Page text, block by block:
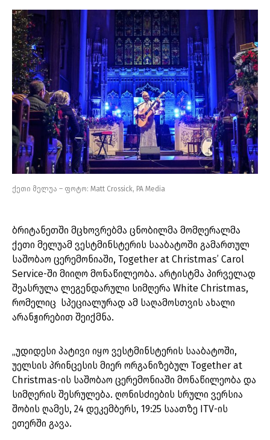
ქეთი მელუა – ფოტო: Matt Crossick, PA Media
ბრიტანეთში მცხოვრებმა ცნობილმა მომღერალმა
ქეთი მელუამ ვესტმინსტერის სააბატოში გამართულ
საშობაო ცერემონიაში, Together at Christmas’ Carol
Service-ში მიიღო მონაწილეობა. არტისტმა პირველად
შეასრულა ლეგენდარული სიმღერა White Christmas,
რომელიც სპეციალურად ამ საღამოსთვის ახალი
არანჟირებით შეიქმნა.
„უდიდესი პატივი იყო ვესტმინსტერის სააბატოში,
უელსის პრინცესის მიერ ორგანიზებულ Together at
Christmas-ის საშობაო ცერემონიაში მონაწილეობა და
სიმღერის შესრულება. ღონისძიების სრული ვერსია
შობის ღამეს, 24 დეკემბერს, 19:25 საათზე ITV-ის
ეთერში გავა.